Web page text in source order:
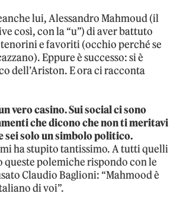
lui, Alessandro Mahmoud (il
così, con la “u”) di aver battuto
e favoriti (occhio perché se
Eppure è successo: si è
dell’Ariston. E ora ci racconta
vero casino. Sui social ci sono
che dicono che non ti meritavi
sei solo un simbolo politico.
mi ha stupito tantissimo. A tutti quelli
queste polemiche rispondo con le
Claudio Baglioni: “Mahmood è
di voi”.